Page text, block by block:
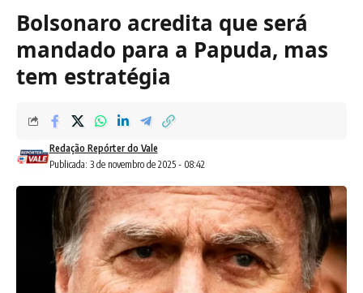
Bolsonaro acredita que será
mandado para a Papuda, mas
tem estratégia
Publicada: 3 de novembro de 2025 - 08:42
Redação Repórter do Vale